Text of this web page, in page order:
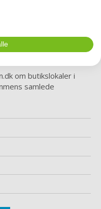
IT processer i
om butikslokaler i
samlede